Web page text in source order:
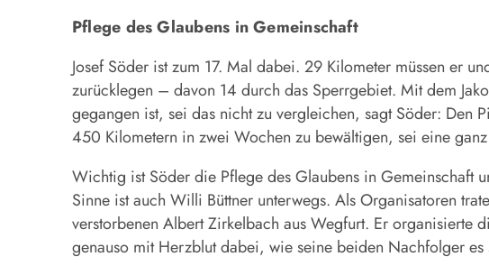
Pflege des Glaubens in Gemeinschaft
Josef Söder ist zum 17. Mal dabei. 29 Kilometer müssen er
zurücklegen – davon 14 durch das Sperrgebiet. Mit dem
gegangen ist, sei das nicht zu vergleichen, sagt Söder: Den
450 Kilometern in zwei Wochen zu bewältigen, sei eine
Wichtig ist Söder die Pflege des Glaubens in Gemeinschaft
Sinne ist auch Willi Büttner unterwegs. Als Organisatoren
verstorbenen Albert Zirkelbach aus Wegfurt. Er organisierte
genauso mit Herzblut dabei, wie seine beiden Nachfolger es